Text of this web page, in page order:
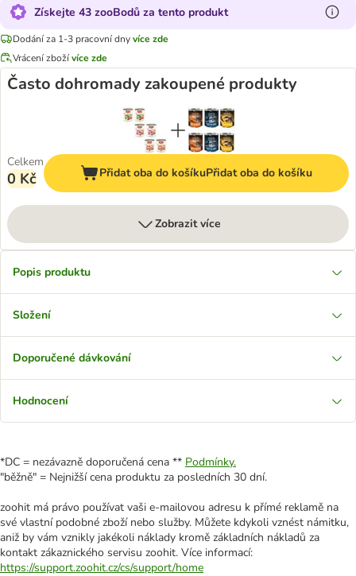
Získejte 43 zooBodů za tento produkt
Dodání za 1-3 pracovní dnyvíce zde
Vrácení zbožívíce zde
Často dohromady zakoupené produkty
Celkem
0 Kč Přidat oba do košíkuPřidat oba do košíku
Zobrazit více
Popis produktu
Složení
Doporučené dávkování
Hodnocení
*DC = nezávazně doporučená cena ** Podmínky.
"běžně" = Nejnižší cena produktu za posledních 30 dní.
zoohit má právo používat vaši e-mailovou adresu k přímé reklamě na
své vlastní podobné zboží nebo služby. Můžete kdykoli vznést námitku,
aniž by vám vznikly jakékoli náklady kromě základních nákladů za
kontakt zákaznického servisu zoohit. Více informací:
https://support.zoohit.cz/cs/support/home